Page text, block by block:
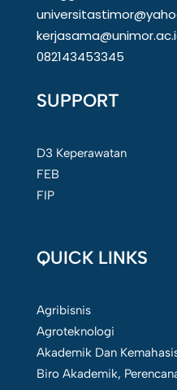
082143453345
SUPPORT
D3 Keperawatan
FEB
FIP
QUICK LINKS
Agribisnis
Agroteknologi
Akademik Dan
Biro Akademik,